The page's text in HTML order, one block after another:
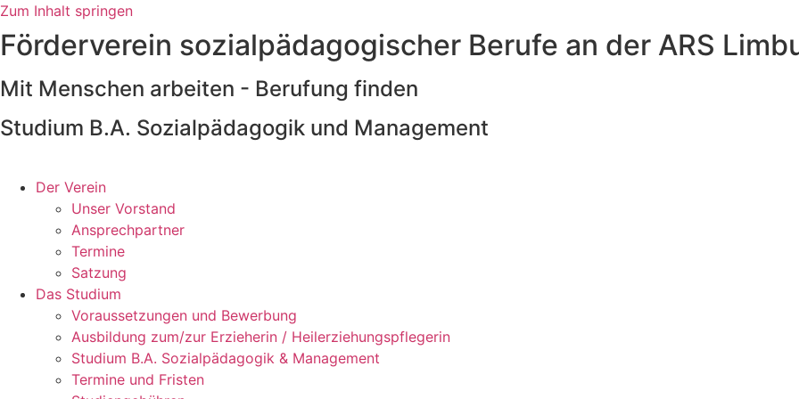
Zum Inhalt springen
Förderverein sozialpädagogischer Berufe an der ARS
Mit Menschen arbeiten - Berufung finden
Studium B.A. Sozialpädagogik und Management
Der Verein
Unser Vorstand
Ansprechpartner
Termine
Satzung
Das Studium
Voraussetzungen und Bewerbung
Ausbildung zum/zur Erzieherin / Heilerziehungspflegerin
Studium B.A. Sozialpädagogik & Management
Termine und Fristen